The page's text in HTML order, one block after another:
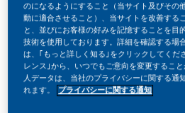
Uopfordret ansøgning til
nhold
のになるようにすること（当サイト及びその
動に適合させること）、当サイトを改善する
と、並びにお客様の好みを記憶することを目
技術を使用しております。詳細を確認する場
は、｢もっと詳しく知る｣をクリックしてくだ
レンス｣から、いつでもご意向を変更するこ
人データは、当社のプライバシーに関する通
れます。
プライバシーに関する通知